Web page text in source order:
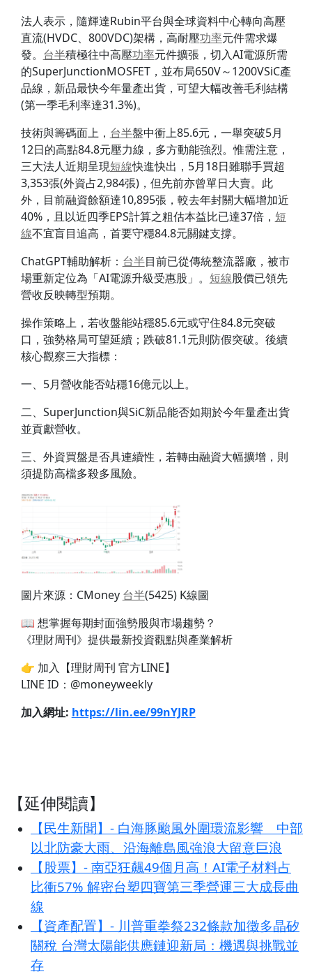
法人表示，隨輝達Rubin平台與全球資料中心轉向高壓
直流(HVDC、800VDC)架構，高耐壓功率元件需求爆
發。 台半積極往中高壓功率元件擴張，切入AI電源所需
的SuperJunctionMOSFET，並布局650V～1200VSiC產
品線，新品最快今年量產出貨，可望大幅改善毛利結構
(第一季毛利率達31.3%)。
技術與籌碼面上， 台半盤中衝上85.6元，一舉突破5月
12日的高點84.8元壓力線，多方動能強烈。惟需注意，
三大法人近期呈現短線快進快出，5月18日雖聯手買超
3,353張(外資占2,984張)，但先前亦曾單日大賣。此
外，目前融資餘額達10,895張，較去年封關大幅增加近
40%，且以近四季EPS計算之粗估本益比已達37倍， 短
線不宜盲目追高，首要守穩84.8元關鍵支撐。
ChatGPT輔助解析： 台半目前已從傳統整流器廠，被市
場重新定位為「AI電源升級受惠股」。 短線股價已領先
營收反映轉型預期。
操作策略上，若收盤能站穩85.6元或守住84.8元突破
口，強勢格局可望延續；跌破81.1元則防假突破。後續
核心觀察三大指標：
一、5月營收能否站穩16億元以上。
二、SuperJunction與SiC新品能否如期於今年量產出貨
並貢獻營收。
三、外資買盤是否具連續性，若轉由融資大幅擴增，則
須提防高檔多殺多風險。
圖片來源：CMoney 台半(5425) K線圖
📖 想掌握每期封面強勢股與市場趨勢？
《理財周刊》提供最新投資觀點與產業解析
👉 加入【理財周刊 官方LINE】
LINE ID：@moneyweekly
加入網址: https://lin.ee/99nYJRP
【延伸閱讀】
【民生新聞】- 白海豚颱風外圍環流影響 中部
以北防豪大雨、沿海離島風強浪大留意巨浪
【股票】- 南亞狂飆49個月高！AI電子材料占
比衝57% 解密台塑四寶第三季營運三大成長曲
線
【資產配置】- 川普重拳祭232條款加徵多晶矽
關稅 台灣太陽能供應鏈迎新局：機遇與挑戰並
存